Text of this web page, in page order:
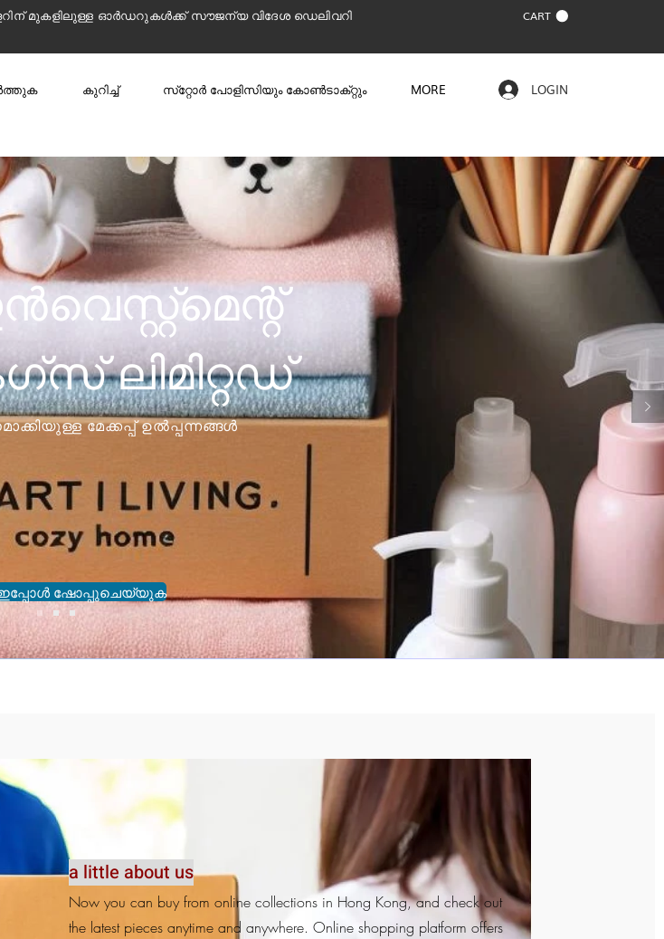
കുറിച്ച് സ്‌റ്റോർ പോളിസിയും കോൺടാക്‌റ്റും MORE
മുകളിലുള്ള ഓർഡറുകൾക്ക് സൗജന്യ വിദേശ ഡെലിവറി CART
LOGIN
ലിമിറ്റഡ്
മേക്കപ്പ് ഉൽപ്പന്നങ്ങൾ
ഷോപ്പുചെയ്യുക
a little about us
Now you can buy from online collections in Hong Kong, and check out
the latest pieces anytime and anywhere. Online shopping platform offers